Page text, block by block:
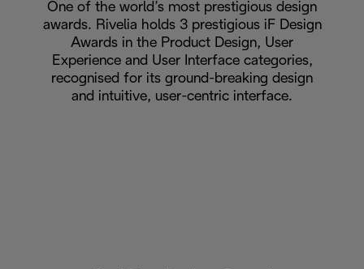
One of the world’s most prestigious design
awards. Rivelia holds 3 prestigious iF Design
Awards in the Product Design, User
Experience and User Interface categories,
recognised for its ground-breaking design
and intuitive, user-centric interface.